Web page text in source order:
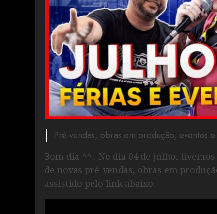
Pré-vendas, obras em produção, eventos
Bom dia ^^ . No dia 04 de julho,
de novas pré-vendas, obras em
assistido pelo link abaixo.